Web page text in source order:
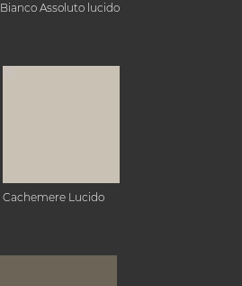
Bianco Assoluto lucido
Cachemere Lucido